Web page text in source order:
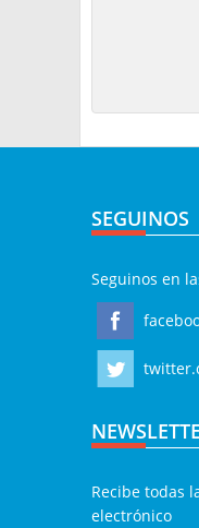
SEGUINOS
Seguinos en
Recibe todas
electrónico